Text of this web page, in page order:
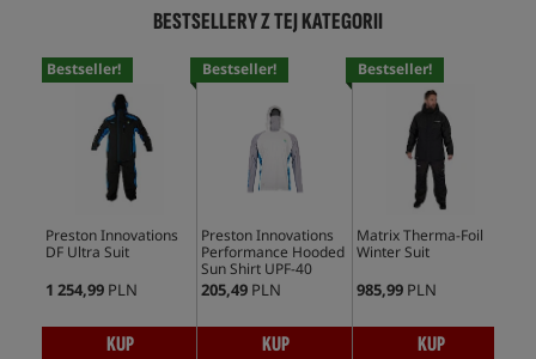
BESTSELLERY Z TEJ KATEGORII
Bestseller!
Preston Innovations
DF Ultra Suit
1 254,99 PLN
KUP
Bestseller!
Preston Innovations
Performance Hooded
Sun Shirt UPF-40
205,49 PLN
KUP
Bestseller!
Matrix Therma-Foil
Winter Suit
985,99 PLN
KUP